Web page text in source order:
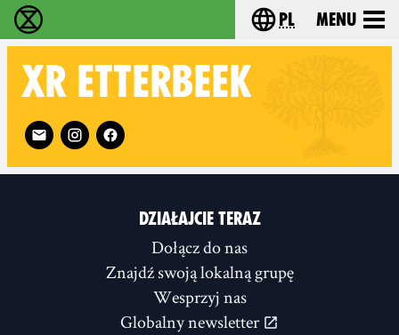
Extinction Rebellion - Home Choose your
pl Menu
XR ETTERBEEK
Follow XR Etterbeek on
DZIAŁAJCIE TERAZ
Dołącz do nas
Znajdź swoją lokalną grupę
Wesprzyj nas
Globalny newsletter